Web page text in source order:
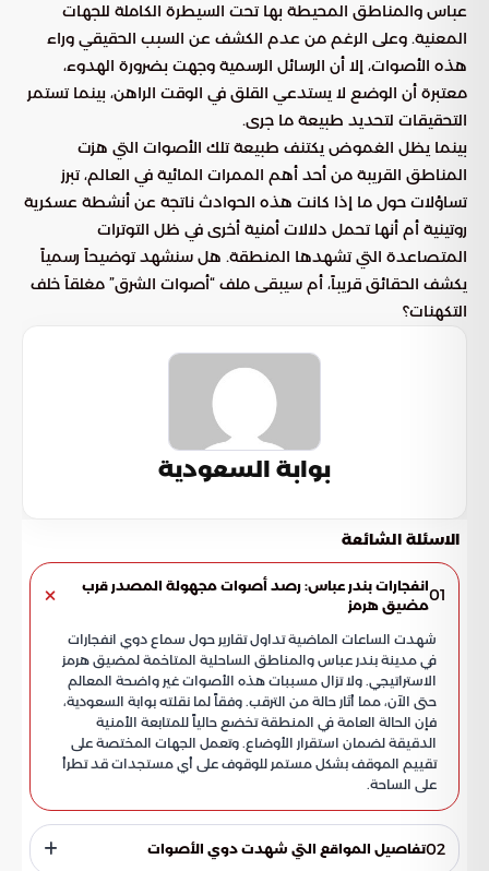
عباس والمناطق المحيطة بها تحت السيطرة الكاملة للجهات
المعنية. وعلى الرغم من عدم الكشف عن السبب الحقيقي وراء
هذه الأصوات، إلا أن الرسائل الرسمية وجهت بضرورة الهدوء،
معتبرة أن الوضع لا يستدعي القلق في الوقت الراهن، بينما تستمر
التحقيقات لتحديد طبيعة ما جرى.
بينما يظل الغموض يكتنف طبيعة تلك الأصوات التي هزت
المناطق القريبة من أحد أهم الممرات المائية في العالم، تبرز
تساؤلات حول ما إذا كانت هذه الحوادث ناتجة عن أنشطة عسكرية
روتينية أم أنها تحمل دلالات أمنية أخرى في ظل التوترات
المتصاعدة التي تشهدها المنطقة. هل سنشهد توضيحاً رسمياً
يكشف الحقائق قريباً، أم سيبقى ملف “أصوات الشرق” مغلقاً خلف
التكهنات؟
بوابة السعودية
الاسئلة الشائعة
01انفجارات بندر عباس: رصد أصوات مجهولة المصدر قرب
مضيق هرمز
شهدت الساعات الماضية تداول تقارير حول سماع دوي انفجارات
في مدينة بندر عباس والمناطق الساحلية المتاخمة لمضيق هرمز
الاستراتيجي. ولا تزال مسببات هذه الأصوات غير واضحة المعالم
حتى الآن، مما أثار حالة من الترقب. وفقاً لما نقلته بوابة السعودية،
فإن الحالة العامة في المنطقة تخضع حالياً للمتابعة الأمنية
الدقيقة لضمان استقرار الأوضاع. وتعمل الجهات المختصة على
تقييم الموقف بشكل مستمر للوقوف على أي مستجدات قد تطرأ
على الساحة.
02تفاصيل المواقع التي شهدت دوي الأصوات